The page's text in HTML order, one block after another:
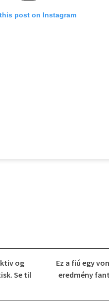
post on Instagram
og
Se til
Ez a fiú egy
eredmény